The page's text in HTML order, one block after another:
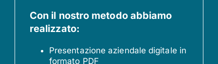
Con il nostro metodo abbiamo
realizzato:
Presentazione aziendale digitale in
formato PDF